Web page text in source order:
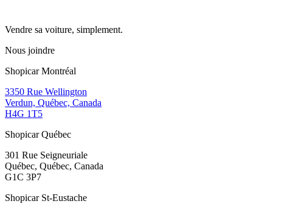
Vendre sa voiture, simplement.
Nous joindre
Shopicar Montréal
3350 Rue Wellington
Verdun, Québec, Canada
H4G 1T5
Shopicar Québec
301 Rue Seigneuriale
Québec, Québec, Canada
G1C 3P7
Shopicar St-Eustache